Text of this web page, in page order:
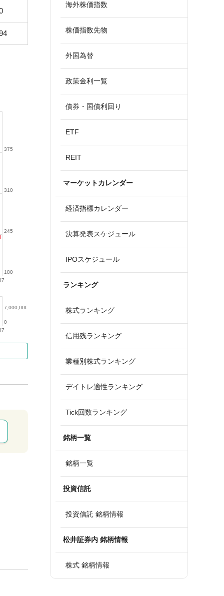
180
245
310
375
0
7,000,000
海外株価指数
株価指数先物
外国為替
政策金利一覧
債券・国債利回り
ETF
REIT
マーケットカレンダー
経済指標カレンダー
決算発表スケジュール
IPOスケジュール
ランキング
株式ランキング
信用残ランキング
業種別株式ランキング
デイトレ適性ランキング
Tick回数ランキング
銘柄一覧
銘柄一覧
投資信託
投資信託 銘柄情報
松井証券内 銘柄情報
株式 銘柄情報